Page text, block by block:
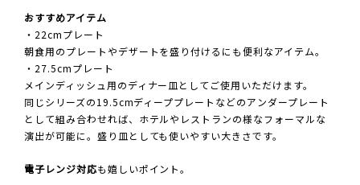
おすすめアイテム
・22cmプレート
朝食用のプレートやデザートを盛り付けるにも便利なアイテム。
・27.5cmプレート
メインディッシュ用のディナー皿としてご使用いただけます。
同じシリーズの19.5cmディーププレートなどのアンダープレート
として組み合わせれば、ホテルやレストランの様なフォーマルな
演出が可能に。盛り皿としても使いやすい大きさです。
電子レンジ対応も嬉しいポイント。